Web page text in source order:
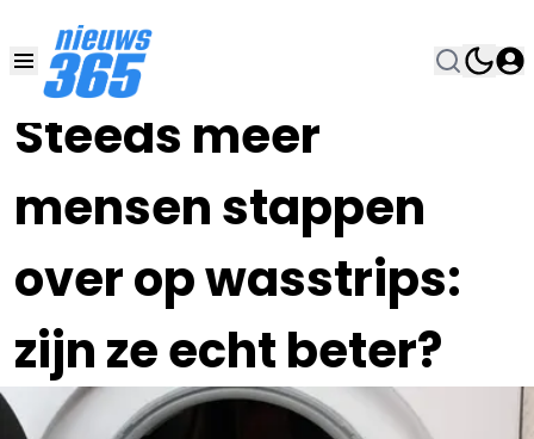
Steeds meer
mensen stappen
over op wasstrips:
zijn ze echt beter?
05 JUL , 18:00•